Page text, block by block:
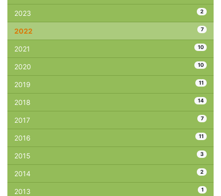
2023 2
2022 7
2021 10
2020 10
2019 11
2018 14
2017 7
2016 11
2015 3
2014 2
2013 1